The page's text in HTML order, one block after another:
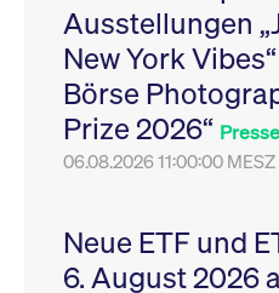
Ausstellungen
New York
Börse
Prize 2026“
06.08.2026 11:00:00 MESZ
Neue ETF und
6. August 2026
VISITOR_PRIVACY_METADATA